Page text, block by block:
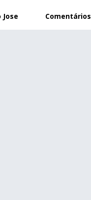
Comentários